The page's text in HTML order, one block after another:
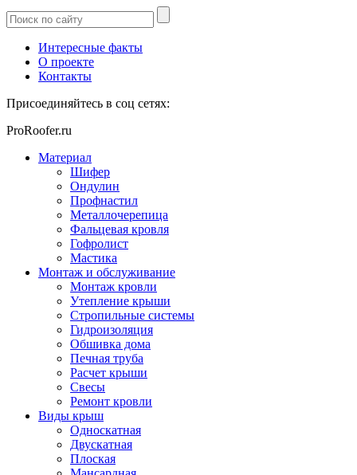
Интересные факты
О проекте
Контакты
Присоединяйтесь в соц сетях:
ProRoofer.ru
Материал
Шифер
Ондулин
Профнастил
Металлочерепица
Фальцевая кровля
Гофролист
Мастика
Монтаж и обслуживание
Монтаж кровли
Утепление крыши
Стропильные системы
Гидроизоляция
Обшивка дома
Печная труба
Расчет крыши
Свесы
Ремонт кровли
Виды крыш
Односкатная
Двускатная
Плоская